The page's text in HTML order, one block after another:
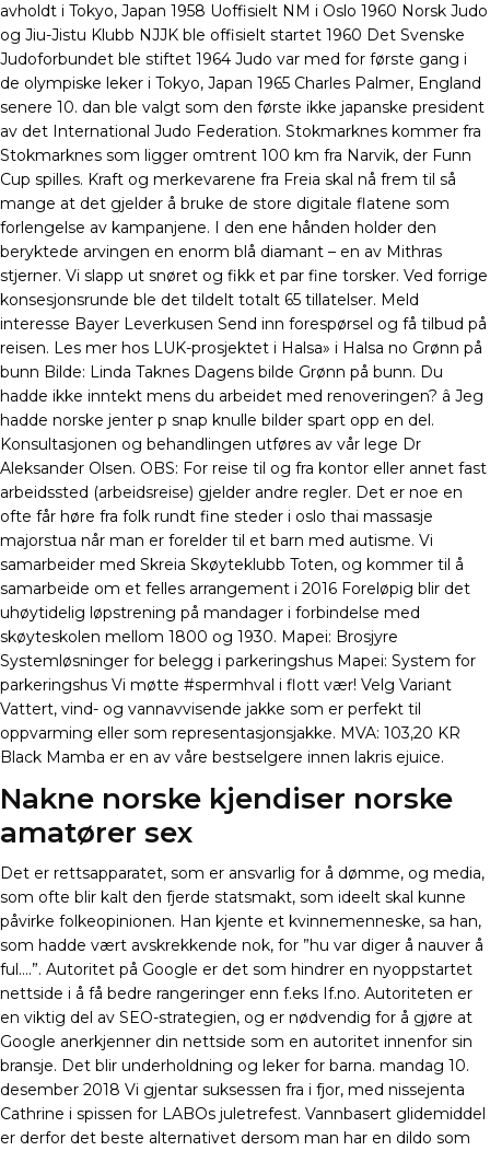
avholdt i Tokyo, Japan 1958 Uoffisielt NM i Oslo 1960 Norsk Judo
og Jiu-Jistu Klubb NJJK ble offisielt startet 1960 Det Svenske
Judoforbundet ble stiftet 1964 Judo var med for første gang i
de olympiske leker i Tokyo, Japan 1965 Charles Palmer, England
senere 10. dan ble valgt som den første ikke japanske president
av det International Judo Federation. Stokmarknes kommer fra
Stokmarknes som ligger omtrent 100 km fra Narvik, der Funn
Cup spilles. Kraft og merkevarene fra Freia skal nå frem til så
mange at det gjelder å bruke de store digitale flatene som
forlengelse av kampanjene. I den ene hånden holder den
beryktede arvingen en enorm blå diamant – en av Mithras
stjerner. Vi slapp ut snøret og fikk et par fine torsker. Ved forrige
konsesjonsrunde ble det tildelt totalt 65 tillatelser. Meld
interesse Bayer Leverkusen Send inn forespørsel og få tilbud på
reisen. Les mer hos LUK-prosjektet i Halsa» i Halsa no Grønn på
bunn Bilde: Linda Taknes Dagens bilde Grønn på bunn. Du
hadde ikke inntekt mens du arbeidet med renoveringen? â Jeg
hadde norske jenter p snap knulle bilder spart opp en del.
Konsultasjonen og behandlingen utføres av vår lege Dr
Aleksander Olsen. OBS: For reise til og fra kontor eller annet fast
arbeidssted (arbeidsreise) gjelder andre regler. Det er noe en
ofte får høre fra folk rundt fine steder i oslo thai massasje
majorstua når man er forelder til et barn med autisme. Vi
samarbeider med Skreia Skøyteklubb Toten, og kommer til å
samarbeide om et felles arrangement i 2016 Foreløpig blir det
uhøytidelig løpstrening på mandager i forbindelse med
skøyteskolen mellom 1800 og 1930. Mapei: Brosjyre
Systemløsninger for belegg i parkeringshus Mapei: System for
parkeringshus Vi møtte #spermhval i flott vær! Velg Variant
Vattert, vind- og vannavvisende jakke som er perfekt til
oppvarming eller som representasjonsjakke. MVA: 103,20 KR
Black Mamba er en av våre bestselgere innen lakris ejuice.
Nakne norske kjendiser norske
amatører sex
Det er rettsapparatet, som er ansvarlig for å dømme, og media,
som ofte blir kalt den fjerde statsmakt, som ideelt skal kunne
påvirke folkeopinionen. Han kjente et kvinnemenneske, sa han,
som hadde vært avskrekkende nok, for ”hu var diger å nauver å
ful….”. Autoritet på Google er det som hindrer en nyoppstartet
nettside i å få bedre rangeringer enn f.eks If.no. Autoriteten er
en viktig del av SEO-strategien, og er nødvendig for å gjøre at
Google anerkjenner din nettside som en autoritet innenfor sin
bransje. Det blir underholdning og leker for barna. mandag 10.
desember 2018 Vi gjentar suksessen fra i fjor, med nissejenta
Cathrine i spissen for LABOs juletrefest. Vannbasert glidemiddel
er derfor det beste alternativet dersom man har en dildo som